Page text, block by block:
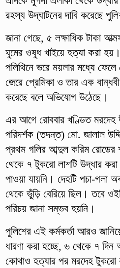
রহস্য উদ্‌ঘাটনের দাবি করেছে
জানা গেছে, ৫ লক্ষাধিক টাকা
ঘুমের ওষুধ খাইয়ে হত্যা করা
পলিথিনে ভরে ময়লার মধ্যে
জেরে প্রেমিকা ও তার এক
করেছে বলে অভিযোগ উঠেছে।
এর আগে রোববার খণ্ডিত মরদেহ
পরিদর্শক (তদন্ত) মো. জালাল
প্রথম গলির আব্দুল করিম রোডের
থেকে ৭ টুকরো লাশটি উদ্ধার
পাওয়া যায়নি। দেহটি পচা-গলা
থেকে ভুঁড়ি বেরিয়ে ছিল। তবে
পরিচয় জানা সম্ভব হয়নি।
পুলিশের এই কর্মকর্তা আরও
ধারণা করা হচ্ছে, ৬ থেকে ৭
কোথাও হত্যার পর মরদেহ টুকরো